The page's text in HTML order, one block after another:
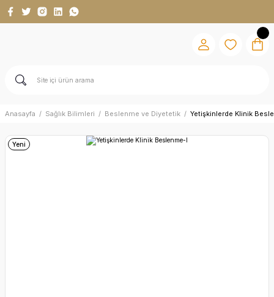
Anasayfa Sağlık Bilimleri Beslenme ve Diyetetik Yetişkinlerde Klinik
Yeni